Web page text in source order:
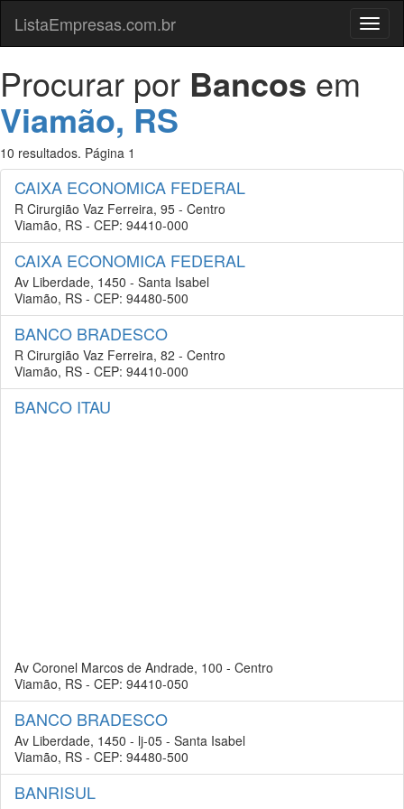
Menu
ListaEmpresas.com.br
Procurar por Bancos em
Viamão, RS
10 resultados. Página 1
CAIXA ECONOMICA FEDERAL
R Cirurgião Vaz Ferreira, 95 - Centro
Viamão, RS - CEP: 94410-000
CAIXA ECONOMICA FEDERAL
Av Liberdade, 1450 - Santa Isabel
Viamão, RS - CEP: 94480-500
BANCO BRADESCO
R Cirurgião Vaz Ferreira, 82 - Centro
Viamão, RS - CEP: 94410-000
BANCO ITAU
Av Coronel Marcos de Andrade, 100 - Centro
Viamão, RS - CEP: 94410-050
BANCO BRADESCO
Av Liberdade, 1450 - lj-05 - Santa Isabel
Viamão, RS - CEP: 94480-500
BANRISUL